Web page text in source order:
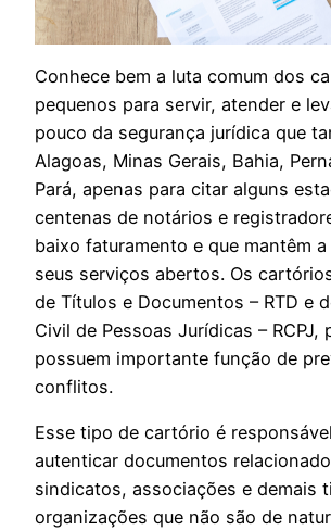
Conhece bem a luta comum dos
pequenos para servir, atender e
pouco da segurança jurídica que
Alagoas, Minas Gerais, Bahia,
Pará, apenas para citar alguns
centenas de notários e
baixo faturamento e que mantêm
seus serviços abertos. Os
de Títulos e Documentos – RTD e
Civil de Pessoas Jurídicas – RCPJ,
possuem importante função de
conflitos.
Esse tipo de cartório é
autenticar documentos
sindicatos, associações e demais
organizações que não são de